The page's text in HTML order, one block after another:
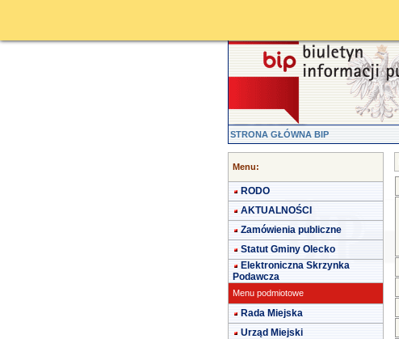
STRONA GŁÓWNA BIP
Menu:
RODO
AKTUALNOŚCI
Zamówienia publiczne
Statut Gminy Olecko
Elektroniczna Skrzynka
Podawcza
Menu podmiotowe
Rada Miejska
Urząd Miejski